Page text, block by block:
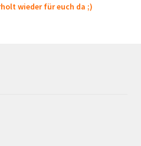
wieder für euch da ;)